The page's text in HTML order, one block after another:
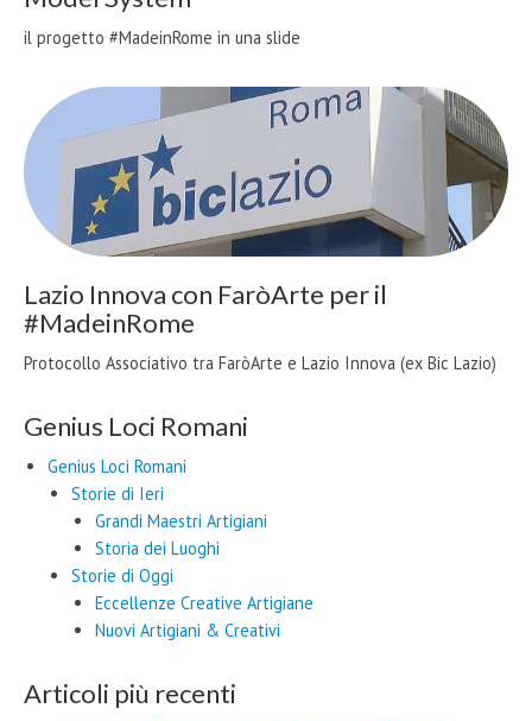
il progetto #MadeinRome in una slide
Lazio Innova con FaròArte per il
#MadeinRome
Protocollo Associativo tra FaròArte e Lazio Innova (ex Bic Lazio)
Genius Loci Romani
Genius Loci Romani
Storie di Ieri
Grandi Maestri Artigiani
Storia dei Luoghi
Storie di Oggi
Eccellenze Creative Artigiane
Nuovi Artigiani & Creativi
Articoli più recenti